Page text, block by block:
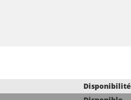
Disponibilité